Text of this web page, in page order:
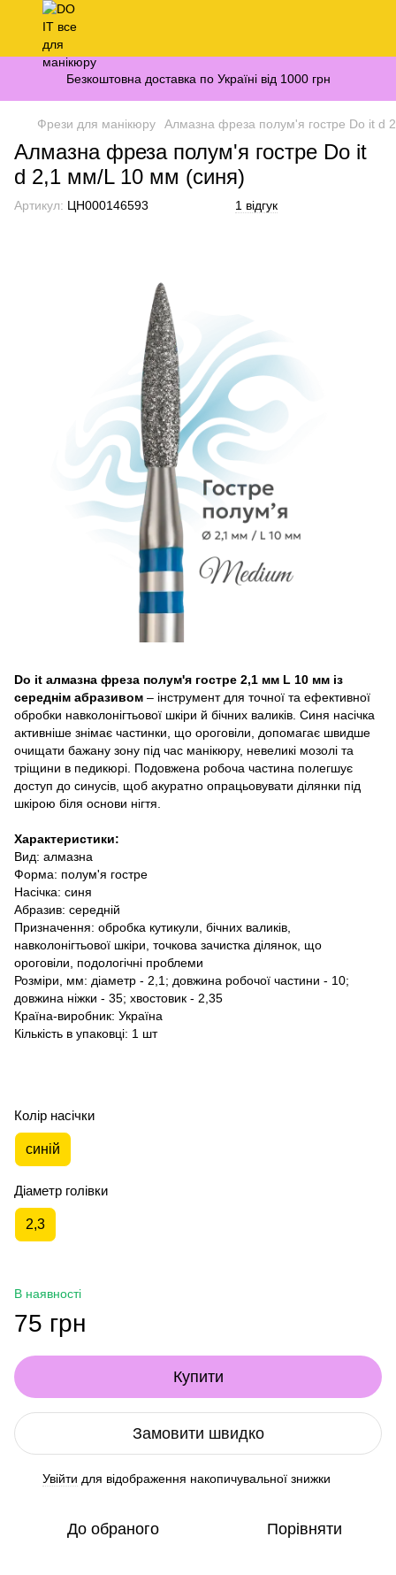
Безкоштовна доставка по Україні від 1000 грн
Фрези для манікюру Алмазна фреза полум'я гостре Do it d
Алмазна фреза полум'я гостре Do it
d 2,1 мм/L 10 мм (синя)
Артикул: ЦН000146593 1 відгук
Do it алмазна фреза полум'я гостре 2,1 мм L 10 мм із
середнім абразивом – інструмент для точної та ефективної
обробки навколонігтьової шкіри й бічних валиків. Синя насічка
активніше знімає частинки, що ороговіли, допомагає швидше
очищати бажану зону під час манікюру, невеликі мозолі та
тріщини в педикюрі. Подовжена робоча частина полегшує
доступ до синусів, щоб акуратно опрацьовувати ділянки під
шкірою біля основи нігтя.
Характеристики:
Вид: алмазна
Форма: полум'я гостре
Насічка: синя
Абразив: середній
Призначення: обробка кутикули, бічних валиків,
навколонігтьової шкіри, точкова зачистка ділянок, що
ороговіли, подологічні проблеми
Розміри, мм: діаметр - 2,1; довжина робочої частини - 10;
довжина ніжки - 35; хвостовик - 2,35
Країна-виробник: Україна
Кількість в упаковці: 1 шт
Колір насічки
синій
Діаметр голівки
2,3
В наявності
75 грн
Купити
Замовити швидко
Увійти для відображення накопичувальної знижки
До обраного Порівняти